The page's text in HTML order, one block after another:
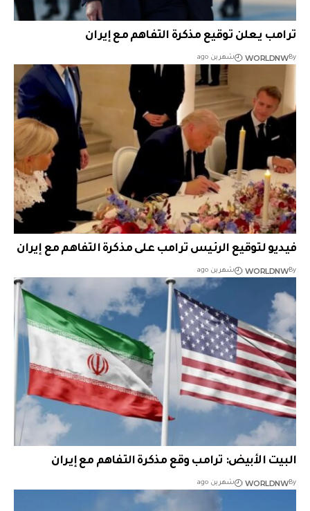
ترامب يعلن توقيع مذكرة التفاهم مع إيران
By
WORLDNW شهرين ago
فيديو لتوقيع الرئيس ترامب على مذكرة التفاهم مع إيران
By
WORLDNW شهرين ago
البيت الأبيض: ترامب وقع مذكرة التفاهم مع إيران
By
WORLDNW شهرين ago